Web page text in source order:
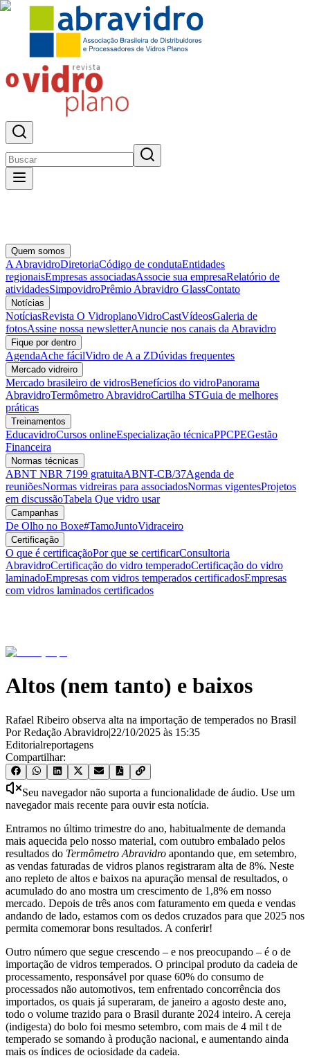
Quem somos
A AbravidroDiretoriaCódigo de condutaEntidades
regionaisEmpresas associadasAssocie sua empresaRelatório de
atividadesSimpovidroPrêmio Abravidro GlassContato
Notícias
NotíciasRevista O VidroplanoVidroCastVídeosGaleria de
fotosAssine nossa newsletterAnuncie nos canais da Abravidro
Fique por dentro
AgendaAche fácilVidro de A a ZDúvidas frequentes
Mercado vidreiro
Mercado brasileiro de vidrosBenefícios do vidroPanorama
AbravidroTermômetro AbravidroCartilha STGuia de melhores
práticas
Treinamentos
EducavidroCursos onlineEspecialização técnicaPPCPEGestão
Financeira
Normas técnicas
ABNT NBR 7199 gratuitaABNT-CB/37Agenda de
reuniõesNormas vidreiras para associadosNormas vigentesProjetos
em discussãoTabela Que vidro usar
Campanhas
De Olho no Boxe#TamoJuntoVidraceiro
Certificação
O que é certificaçãoPor que se certificarConsultoria
AbravidroCertificação do vidro temperadoCertificação do vidro
laminadoEmpresas com vidros temperados certificadosEmpresas
com vidros laminados certificados
Altos (nem tanto) e baixos
Rafael Ribeiro observa alta na importação de temperados no Brasil
Por Redação Abravidro|22/10/2025 às 15:35
Editorialreportagens
Compartilhar:
Seu navegador não suporta a funcionalidade de áudio. Use um
navegador mais recente para ouvir esta notícia.
Entramos no último trimestre do ano, habitualmente de demanda
mais aquecida pelo nosso material, com outubro embalado pelos
resultados do Termômetro Abravidro apontando que, em setembro,
as vendas faturadas de vidros planos registraram alta de 8%. Neste
ano repleto de altos e baixos na apuração mensal de resultados, o
acumulado do ano mostra um crescimento de 1,8% em nosso
mercado. Depois de três anos com faturamento em queda e vendas
andando de lado, estamos com os dedos cruzados para que 2025 nos
permita comemorar bons resultados. A conferir!
Outro número que segue crescendo – e nos preocupando – é o de
importação de vidros temperados. O principal produto da cadeia de
processamento, responsável por quase 60% do consumo de
processados não automotivos, tem enfrentado concorrência dos
importados, os quais já superaram, de janeiro a agosto deste ano,
todo o volume trazido para o Brasil durante 2024 inteiro. A cereja
(indigesta) do bolo foi mesmo setembro, com mais de 4 mil t de
temperado se somando à produção nacional, e aumentando ainda
mais os índices de ociosidade da cadeia.